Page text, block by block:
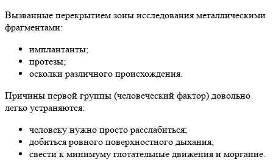
Вызванные перекрытием зоны исследования металлическими
фрагментами:
имплантанты;
протезы;
осколки различного происхождения.
Причины первой группы (человеческий фактор) довольно
легко устраняются:
человеку нужно просто расслабиться;
добиться ровного поверхностного дыхания;
свести к минимуму глотательные движения и моргание.